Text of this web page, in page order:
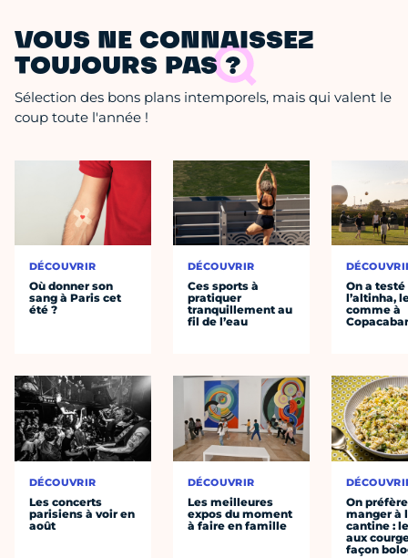
VOUS NE CONNAISSEZ
TOUJOURS PAS ?
Sélection des bons plans intemporels, mais qui valent le
coup toute l'année !
DÉCOUVRIR
Où donner son
sang à Paris cet
été ?
DÉCOUVRIR
Les concerts
parisiens à voir en
août
DÉCOUVRIR
Ces sports à
pratiquer
tranquillement au
fil de l’eau
DÉCOUVRIR
Les meilleures
expos du moment
à faire en famille
On a testé
l’altinha,
comme à
On préfère
manger à
cantine :
aux
façon